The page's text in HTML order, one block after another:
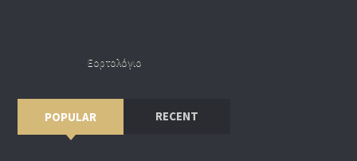
Εορτολόγιο
POPULAR RECENT